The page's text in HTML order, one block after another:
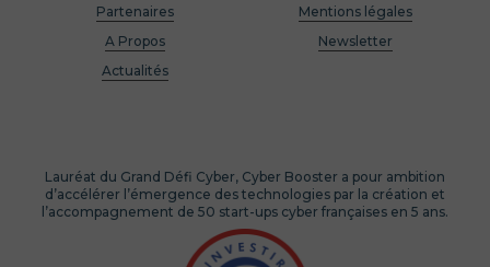
Partenaires
A Propos
Actualités
Mentions légales
Newsletter
Lauréat du Grand Défi Cyber, Cyber Booster a pour ambition
d’accélérer l’émergence des technologies par la création et
l’accompagnement de 50 start-ups cyber françaises en 5 ans.